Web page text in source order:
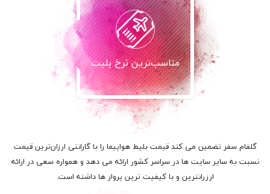
مناسب‌ترین نرخ بلیت
گلفام سفر تضمین می کند قیمت بلیط هواپیما را با گارانتی ارزان‌ترین قیمت
نسبت به سایر سایت ها در سراسر کشور ارائه می دهد و همواره سعی در ارائه
ارزرانترین و با کیفیت ترین پرواز ها داشته است.